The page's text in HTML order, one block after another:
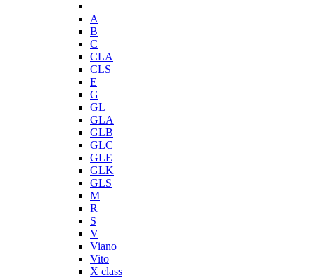
A
B
C
CLA
CLS
E
G
GL
GLA
GLB
GLC
GLE
GLK
GLS
M
R
S
V
Viano
Vito
X class